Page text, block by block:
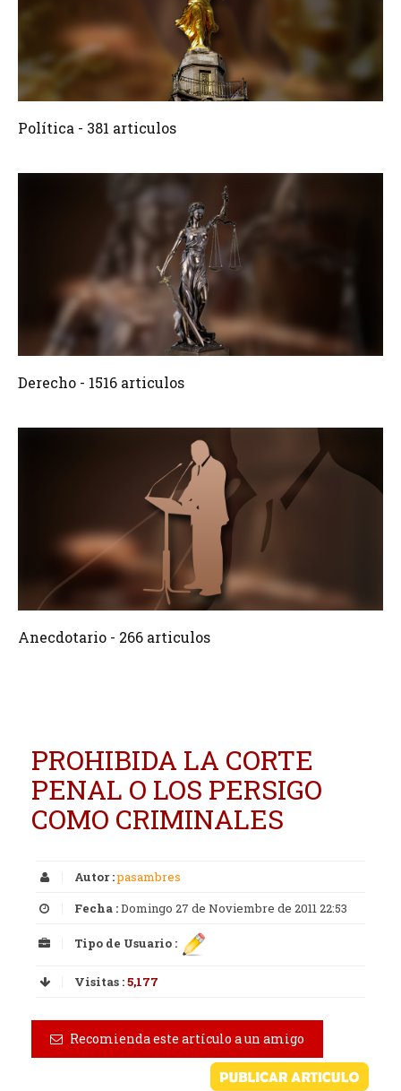
381 Articulos
Política - 381 articulos
Crear 1516 Articulos
Derecho - 1516 articulos
Crear 266 Articulos
Anecdotario - 266 articulos
PROHIBIDA LA CORTE
PENAL O LOS PERSIGO
COMO CRIMINALES
Autor :pasambres
Fecha :Domingo 27 de Noviembre de 2011 22:53
Tipo de Usuario :
Visitas :5,177
Recomienda este artículo a un amigo